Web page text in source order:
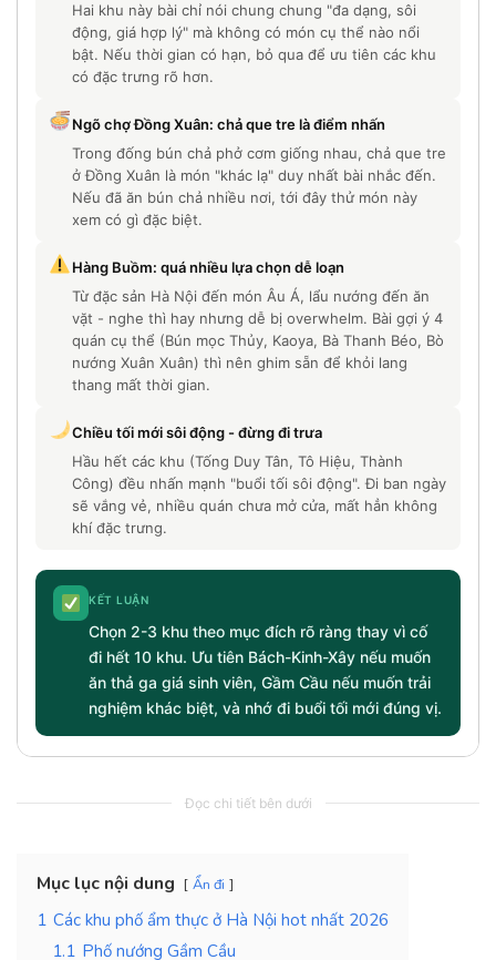
Hai khu này bài chỉ nói chung chung "đa dạng, sôi
động, giá hợp lý" mà không có món cụ thể nào nổi
bật. Nếu thời gian có hạn, bỏ qua để ưu tiên các khu
có đặc trưng rõ hơn.
Ngõ chợ Đồng Xuân: chả que tre là điểm nhấn
Trong đống bún chả phở cơm giống nhau, chả que tre
ở Đồng Xuân là món "khác lạ" duy nhất bài nhắc đến.
Nếu đã ăn bún chả nhiều nơi, tới đây thử món này
xem có gì đặc biệt.
Hàng Buồm: quá nhiều lựa chọn dễ loạn
Từ đặc sản Hà Nội đến món Âu Á, lẩu nướng đến ăn
vặt - nghe thì hay nhưng dễ bị overwhelm. Bài gợi ý 4
quán cụ thể (Bún mọc Thủy, Kaoya, Bà Thanh Béo, Bò
nướng Xuân Xuân) thì nên ghim sẵn để khỏi lang
thang mất thời gian.
Chiều tối mới sôi động - đừng đi trưa
Hầu hết các khu (Tống Duy Tân, Tô Hiệu, Thành
Công) đều nhấn mạnh "buổi tối sôi động". Đi ban ngày
sẽ vắng vẻ, nhiều quán chưa mở cửa, mất hẳn không
khí đặc trưng.
KẾT LUẬN
Chọn 2-3 khu theo mục đích rõ ràng thay vì cố
đi hết 10 khu. Ưu tiên Bách-Kinh-Xây nếu muốn
ăn thả ga giá sinh viên, Gầm Cầu nếu muốn trải
nghiệm khác biệt, và nhớ đi buổi tối mới đúng vị.
Đọc chi tiết bên dưới
Mục lục nội dung Ẩn đi
1 Các khu phố ẩm thực ở Hà Nội hot nhất 2026
1.1 Phố nướng Gầm Cầu